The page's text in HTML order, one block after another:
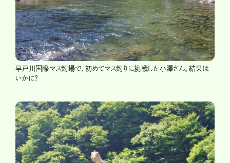
早戸川国際マス釣場で、初めてマス釣りに挑戦した小澤さん。結果は
いかに？